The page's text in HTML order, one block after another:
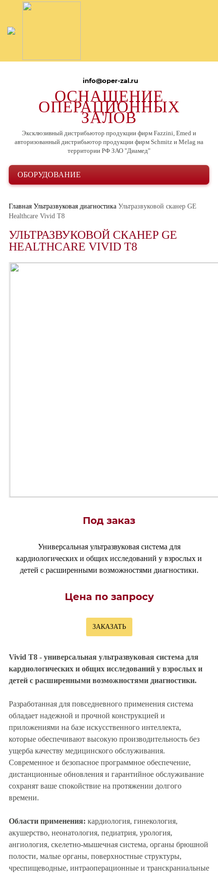
info@oper-zal.ru
ОСНАЩЕНИЕ
ОПЕРАЦИОННЫХ
ЗАЛОВ
Эксклюзивный дистрибьютор продукции фирм Fazzini, Emed и
авторизованный дистрибьютор продукции фирм Schmitz и Melag на
территории РФ ЗАО "Диамед"
ОБОРУДОВАНИЕ
Главная Ультразвуковая диагностика Ультразвуковой сканер GE
Healthcare Vivid Т8
УЛЬТРАЗВУКОВОЙ СКАНЕР GE
HEALTHCARE VIVID Т8
Под заказ
Универсальная ультразвуковая система для
кардиологических и общих исследований у взрослых и
детей с расширенными возможностями диагностики.
Цена по запросу
ЗАКАЗАТЬ
Vivid T8 - универсальная ультразвуковая система для
кардиологических и общих исследований у взрослых и
детей с расширенными возможностями диагностики.
Разработанная для повседневного применения система
обладает надежной и прочной конструкцией и
приложениями на базе искусственного интеллекта,
которые обеспечивают высокую производительность без
ущерба качеству медицинского обслуживания.
Современное и безопасное программное обеспечение,
дистанционные обновления и гарантийное обслуживание
сохранят ваше спокойствие на протяжении долгого
времени.
Области применения: кардиология, гинекология,
акушерство, неонатология, педиатрия, урология,
ангиология, скелетно-мышечная система, органы брюшной
полости, малые органы, поверхностные структуры,
чреспищеводные, интраоперационные и транскраниальные